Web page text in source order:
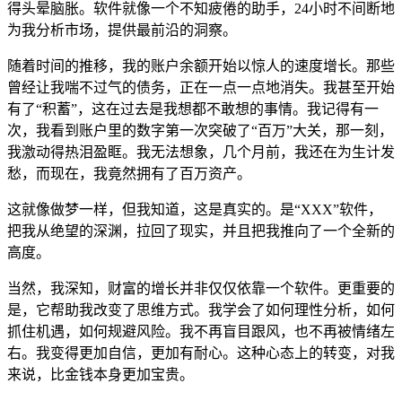
得头晕脑胀。软件就像一个不知疲倦的助手，24小时不间断地
为我分析市场，提供最前沿的洞察。
随着时间的推移，我的账户余额开始以惊人的速度增长。那些
曾经让我喘不过气的债务，正在一点一点地消失。我甚至开始
有了“积蓄”，这在过去是我想都不敢想的事情。我记得有一
次，我看到账户里的数字第一次突破了“百万”大关，那一刻，
我激动得热泪盈眶。我无法想象，几个月前，我还在为生计发
愁，而现在，我竟然拥有了百万资产。
这就像做梦一样，但我知道，这是真实的。是“XXX”软件，
把我从绝望的深渊，拉回了现实，并且把我推向了一个全新的
高度。
当然，我深知，财富的增长并非仅仅依靠一个软件。更重要的
是，它帮助我改变了思维方式。我学会了如何理性分析，如何
抓住机遇，如何规避风险。我不再盲目跟风，也不再被情绪左
右。我变得更加自信，更加有耐心。这种心态上的转变，对我
来说，比金钱本身更加宝贵。